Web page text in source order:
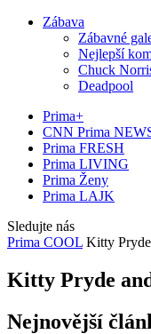
Zábava
Zábavné
Nejlepší
Chuck
Deadpool
Prima+
CNN Prima
Prima FRESH
Prima LIVING
Prima Ženy
Prima LAJK
Sledujte nás
Prima COOL Kitty
Kitty Pryde
Nejnovější